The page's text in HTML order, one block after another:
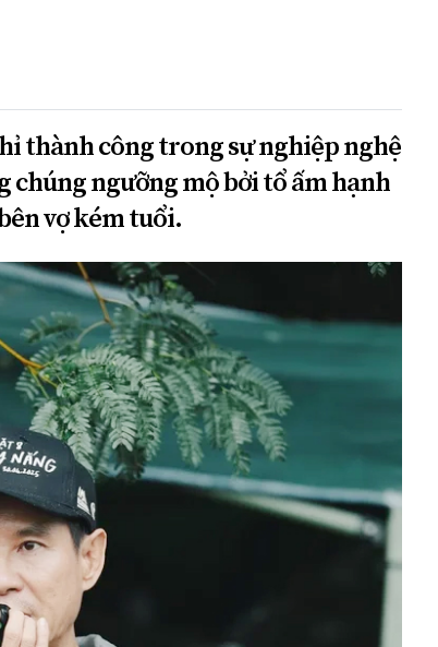
thành công trong sự nghiệp nghệ
chúng ngưỡng mộ bởi tổ ấm hạnh
vợ kém tuổi.